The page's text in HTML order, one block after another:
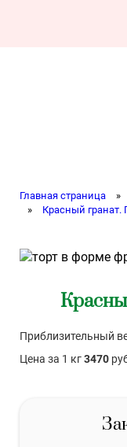
Главная страница »
»
Красный гранат.
Приблизительный
Цена за 1 кг3470